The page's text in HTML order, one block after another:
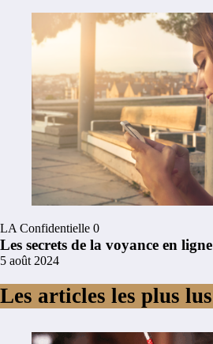
LA Confidentielle 0
Les secrets de la voyance en ligne
5 août 2024
Les articles les plus lus